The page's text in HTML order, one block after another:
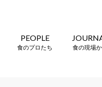
PEOPLE
食のプロたち 食の現場